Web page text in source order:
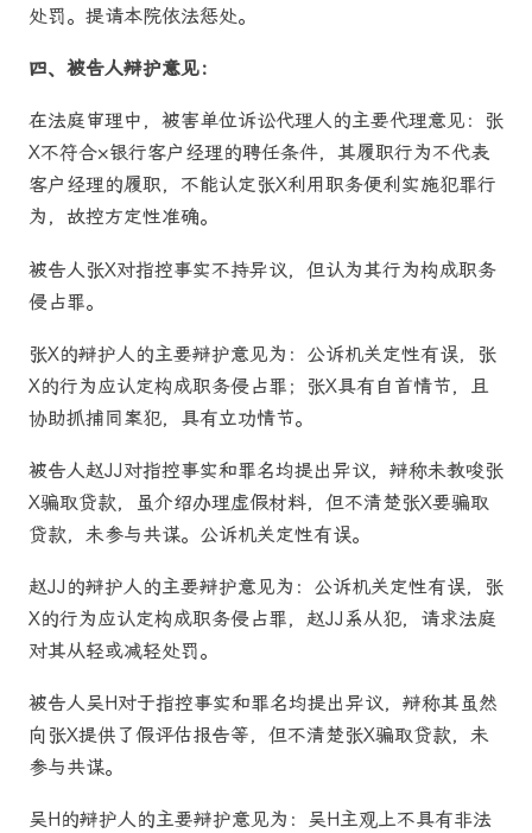
处罚。提请本院依法惩处。
四、被告人辩护意见：
在法庭审理中，被害单位诉讼代理人的主要代理意见：张
X不符合×银行客户经理的聘任条件，其履职行为不代表
客户经理的履职，不能认定张X利用职务便利实施犯罪行
为，故控方定性准确。
被告人张X对指控事实不持异议，但认为其行为构成职务
侵占罪。
张X的辩护人的主要辩护意见为：公诉机关定性有误，张
X的行为应认定构成职务侵占罪；张X具有自首情节，且
协助抓捕同案犯，具有立功情节。
被告人赵JJ对指控事实和罪名均提出异议，辩称未教唆张
X骗取贷款，虽介绍办理虚假材料，但不清楚张X要骗取
贷款，未参与共谋。公诉机关定性有误。
赵JJ的辩护人的主要辩护意见为：公诉机关定性有误，张
X的行为应认定构成职务侵占罪，赵JJ系从犯，请求法庭
对其从轻或减轻处罚。
被告人吴H对于指控事实和罪名均提出异议，辩称其虽然
向张X提供了假评估报告等，但不清楚张X骗取贷款，未
参与共谋。
吴H的辩护人的主要辩护意见为：吴H主观上不具有非法